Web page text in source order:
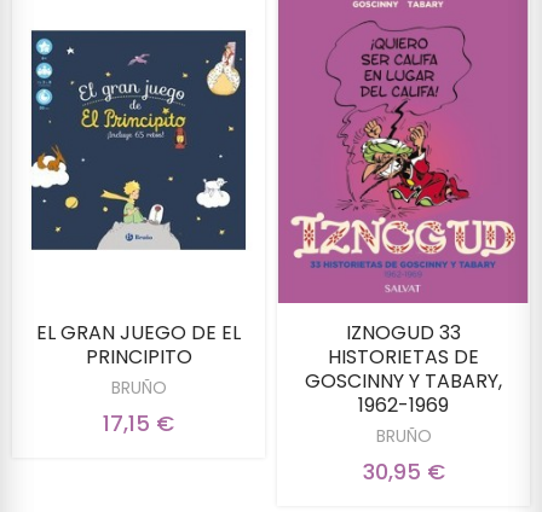
EL GRAN JUEGO DE EL
PRINCIPITO
BRUÑO
17,15 €
IZNOGUD 33
HISTORIETAS DE
GOSCINNY Y TABARY,
1962-1969
BRUÑO
30,95 €